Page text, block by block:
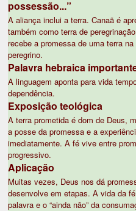
possessão...”
A aliança inclui a terra. Canaã é
também como terra de
recebe a promessa de uma terra
peregrino.
Palavra hebraica
A linguagem aponta para vida
dependência.
Exposição teológica
A terra prometida é dom de Deus,
a posse da promessa e a
imediatamente. A fé vive entre
progressivo.
Aplicação
Muitas vezes, Deus nos dá
desenvolve em etapas. A vida da
palavra e o “ainda não” da